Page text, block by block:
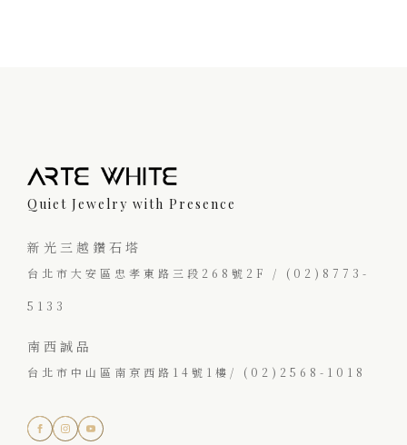
Quiet Jewelry with Presence
新光三越鑽石塔
台北市大安區忠孝東路三段268號2F / (02)8773-
5133
南西誠品
台北市中山區南京西路14號1樓/ (02)2568-1018